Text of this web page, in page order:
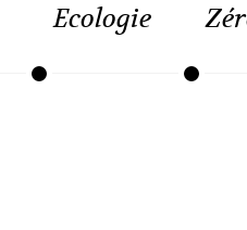
Ecologie